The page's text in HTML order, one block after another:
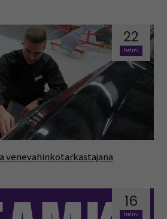
22
helmi
venevahinkotarkastajana
16
helmi